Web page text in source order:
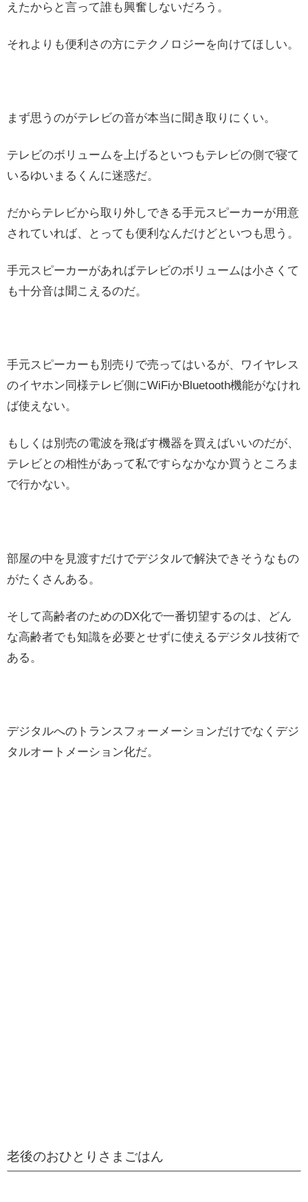
えたからと言って誰も興奮しないだろう。
それよりも便利さの方にテクノロジーを向けてほしい。
まず思うのがテレビの音が本当に聞き取りにくい。
テレビのボリュームを上げるといつもテレビの側で寝て
いるゆいまるくんに迷惑だ。
だからテレビから取り外しできる手元スピーカーが用意
されていれば、とっても便利なんだけどといつも思う。
手元スピーカーがあればテレビのボリュームは小さくて
も十分音は聞こえるのだ。
手元スピーカーも別売りで売ってはいるが、ワイヤレス
のイヤホン同様テレビ側にWiFiかBluetooth機能がなけれ
ば使えない。
もしくは別売の電波を飛ばす機器を買えばいいのだが、
テレビとの相性があって私ですらなかなか買うところま
で行かない。
部屋の中を見渡すだけでデジタルで解決できそうなもの
がたくさんある。
そして高齢者のためのDX化で一番切望するのは、どん
な高齢者でも知識を必要とせずに使えるデジタル技術で
ある。
デジタルへのトランスフォーメーションだけでなくデジ
タルオートメーション化だ。
老後のおひとりさまごはん